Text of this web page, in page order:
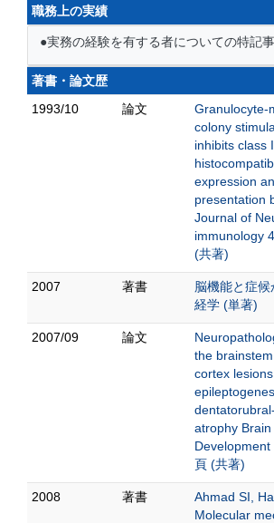
職務上の実績
●実務の経験を有する者についての特記
著書・論文歴
1993/10
論文
Granulocyte-
colony
inhibits class
expression
presentation
Journal of
immunology
(共著)
2007 著書
脳機能と症
経学 (単著)
2007/09 論文
the
cortex
atrophy Brain
頁 (共著)
2008 著書
Ahmad SI,
Molecular